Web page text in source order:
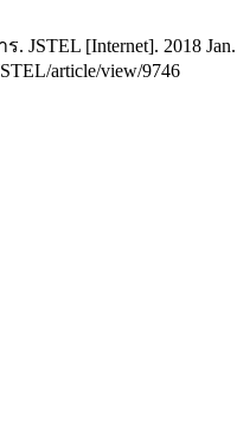
JSTEL [Internet]. 2018
article/view/9746